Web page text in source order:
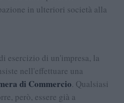
in ulteriori società alla
esercizio di un'impresa, la
nell'effettuare una
di Commercio. Qualsiasi
però, essere già a